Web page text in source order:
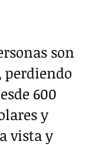
son
perdiendo
600
y
vista y